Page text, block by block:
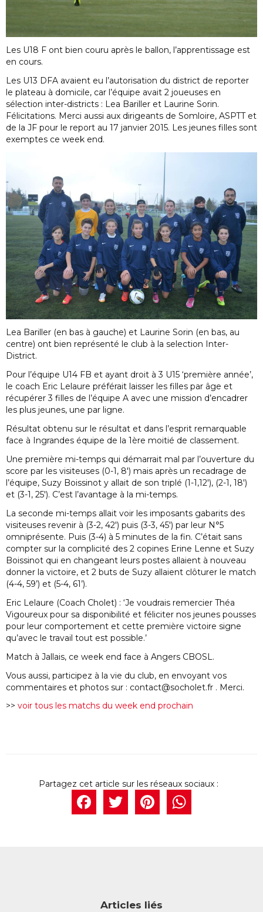
Les U18 F ont bien couru après le ballon, l’apprentissage est
en cours.
Les U13 DFA avaient eu l’autorisation du district de reporter
le plateau à domicile, car l’équipe avait 2 joueuses en
sélection inter-districts : Lea Bariller et Laurine Sorin.
Félicitations. Merci aussi aux dirigeants de Somloire, ASPTT et
de la JF pour le report au 17 janvier 2015. Les jeunes filles sont
exemptes ce week end.
Lea Bariller (en bas à gauche) et Laurine Sorin (en bas, au
centre) ont bien représenté le club à la selection Inter-
District.
Pour l’équipe U14 FB et ayant droit à 3 U15 ‘première année’,
le coach Eric Lelaure préférait laisser les filles par âge et
récupérer 3 filles de l’équipe A avec une mission d’encadrer
les plus jeunes, une par ligne.
Résultat obtenu sur le résultat et dans l’esprit remarquable
face à Ingrandes équipe de la 1ère moitié de classement.
Une première mi-temps qui démarrait mal par l’ouverture du
score par les visiteuses (0-1, 8′) mais après un recadrage de
l’équipe, Suzy Boissinot y allait de son triplé (1-1,12′), (2-1, 18′)
et (3-1, 25′). C’est l’avantage à la mi-temps.
La seconde mi-temps allait voir les imposants gabarits des
visiteuses revenir à (3-2, 42′) puis (3-3, 45′) par leur N°5
omniprésente. Puis (3-4) à 5 minutes de la fin. C’était sans
compter sur la complicité des 2 copines Erine Lenne et Suzy
Boissinot qui en changeant leurs postes allaient à nouveau
donner la victoire, et 2 buts de Suzy allaient clôturer le match
(4-4, 59’) et (5-4, 61’).
Eric Lelaure (Coach Cholet) : ‘Je voudrais remercier Théa
Vigoureux pour sa disponibilité et féliciter nos jeunes pousses
pour leur comportement et cette première victoire signe
qu’avec le travail tout est possible.’
Match à Jallais, ce week end face à Angers CBOSL.
Vous aussi, participez à la vie du club, en envoyant vos
commentaires et photos sur : contact@socholet.fr . Merci.
>> voir tous les matchs du week end prochain
Facebook
Twitter
Articles liés